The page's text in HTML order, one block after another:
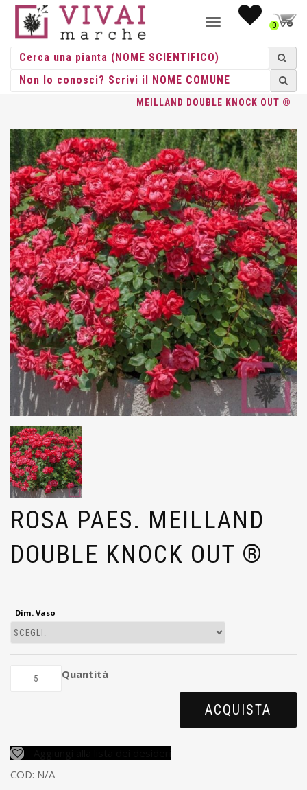
NAVIGAZIONE0
HOME /ROSE/PAESAGGISTICHE/ MEILLAND/ ROSA PAES.
MEILLAND DOUBLE KNOCK OUT ®
ROSA PAES. MEILLAND
DOUBLE KNOCK OUT ®
Dim. Vaso
Quantità
ACQUISTA
COD: N/A